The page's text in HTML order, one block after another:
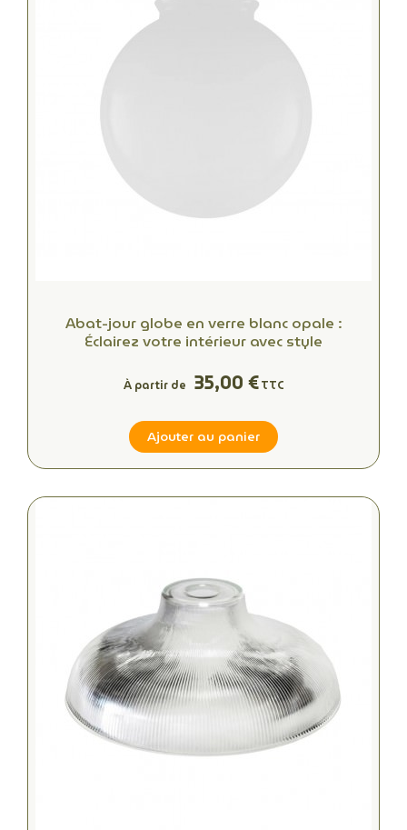
Abat-jour globe en verre blanc opale :
Éclairez votre intérieur avec style
À partir de 35,00 €TTC
Ajouter au panier